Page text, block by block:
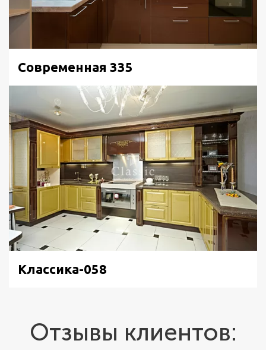
Современная 335
Классика-058
Отзывы клиентов: